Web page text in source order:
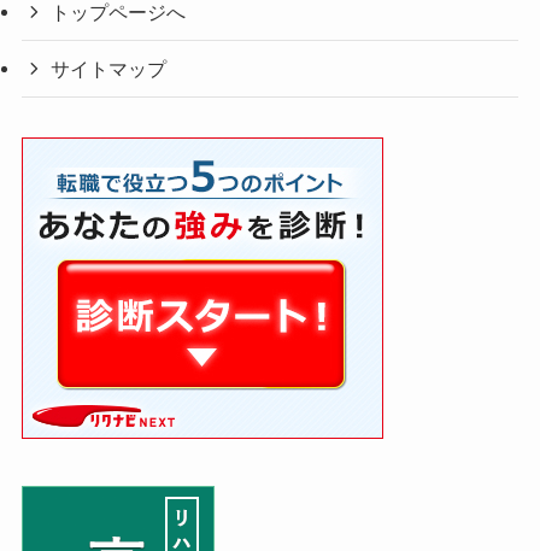
トップページへ
サイトマップ